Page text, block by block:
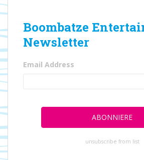
Boombatze
Newsletter
Email Address
unsubscribe from list